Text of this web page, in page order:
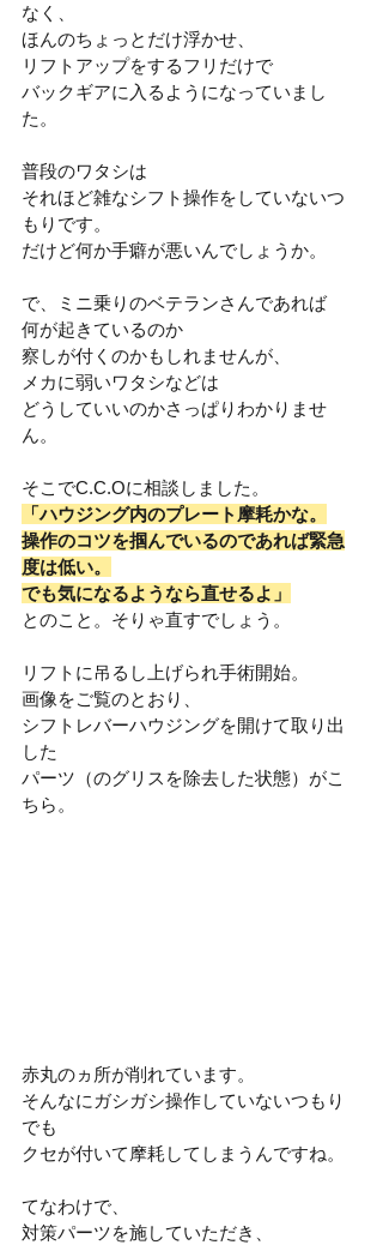
なく、
ほんのちょっとだけ浮かせ、
リフトアップをするフリだけで
バックギアに入るようになっていまし
た。
普段のワタシは
それほど雑なシフト操作をしていないつ
もりです。
だけど何か手癖が悪いんでしょうか。
で、ミニ乗りのベテランさんであれば
何が起きているのか
察しが付くのかもしれませんが、
メカに弱いワタシなどは
どうしていいのかさっぱりわかりませ
ん。
そこでC.C.Oに相談しました。
「ハウジング内のプレート摩耗かな。
操作のコツを掴んでいるのであれば緊急
度は低い。
でも気になるようなら直せるよ」
とのこと。そりゃ直すでしょう。
リフトに吊るし上げられ手術開始。
画像をご覧のとおり、
シフトレバーハウジングを開けて取り出
した
パーツ（のグリスを除去した状態）がこ
ちら。
赤丸のヵ所が削れています。
そんなにガシガシ操作していないつもり
でも
クセが付いて摩耗してしまうんですね。
てなわけで、
対策パーツを施していただき、